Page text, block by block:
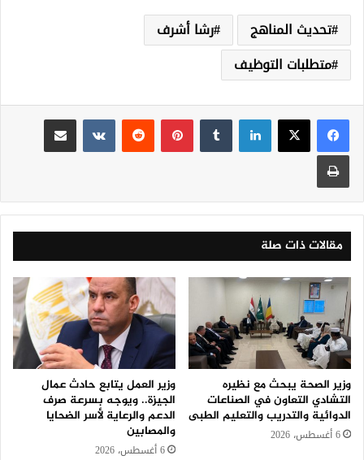
تحديث المناهج
رشا أشرف
متطلبات التوظيف
لينكدإن بينتيريست
مقالات ذات صلة
وزير الصحة يبحث مع نظيره
التشادي التعاون في الصناعات
الدوائية والتدريب والتعليم الطبى
6 أغسطس، 2026
وزير العمل يتابع حادث عمال
الجيزة.. ويوجه بسرعة صرف
الدعم والرعاية لأسر الضحايا
والمصابين
6 أغسطس، 2026